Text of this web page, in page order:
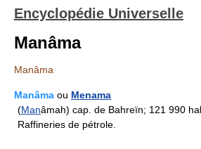
Encyclopédie Universelle
Manâma
Manâma
Manâma ou Menama
(Manâmah) cap. de Bahreïn; 121 990
Raffineries de pétrole.